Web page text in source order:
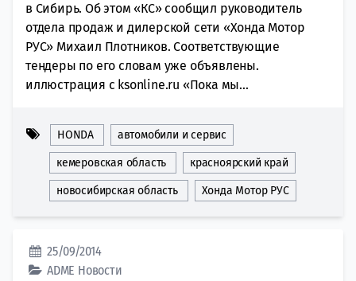
в Сибирь. Об этом «КС» сообщил руководитель
отдела продаж и дилерской сети «Хонда Мотор
РУС» Михаил Плотников. Соответствующие
тендеры по его словам уже объявлены.
иллюстрация с ksonline.ru «Пока мы...
HONDA автомобили и сервис
кемеровская область красноярский край
новосибирская область Хонда Мотор РУС
25/09/2014
ADME Новости